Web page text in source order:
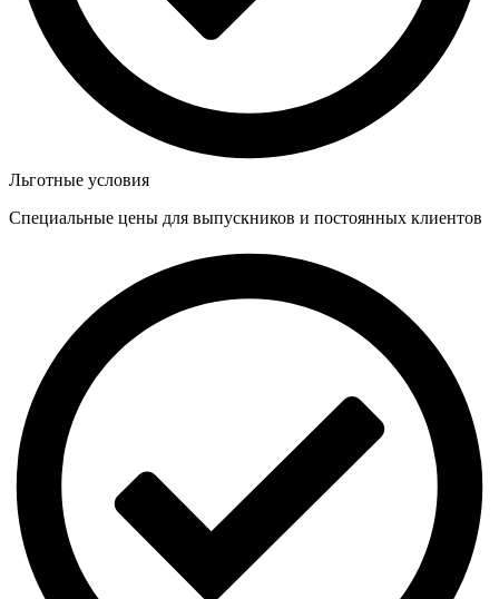
Льготные условия
Специальные цены для выпускников и постоянных клиентов